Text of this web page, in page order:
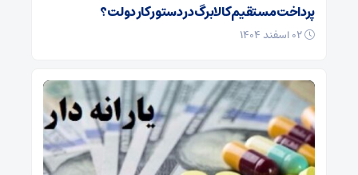
پرداخت مستقیم کالابرگ در دستور کار دولت؟